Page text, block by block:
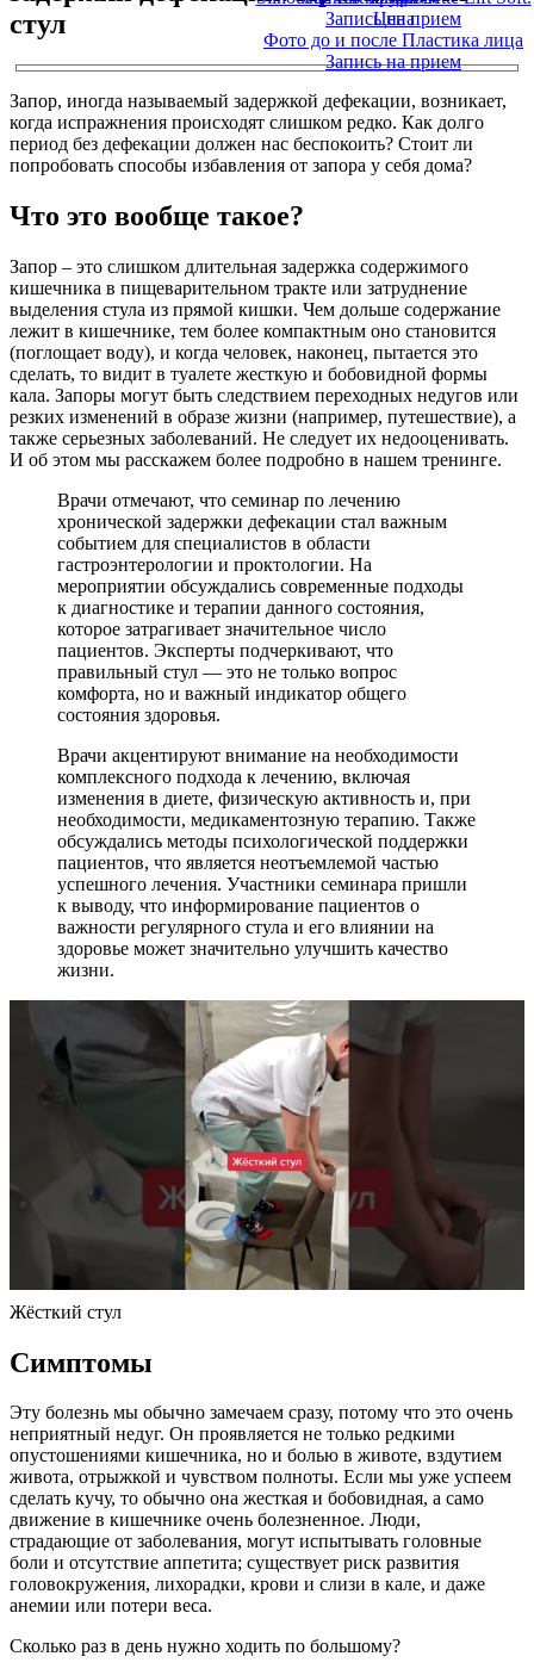
Цена
Фото до и после Пластика лица
Запись на прием
Запись на прием
стул
Запор, иногда называемый задержкой дефекации, возникает,
когда испражнения происходят слишком редко. Как долго
период без дефекации должен нас беспокоить? Стоит ли
попробовать способы избавления от запора у себя дома?
Что это вообще такое?
Запор – это слишком длительная задержка содержимого
кишечника в пищеварительном тракте или затруднение
выделения стула из прямой кишки. Чем дольше содержание
лежит в кишечнике, тем более компактным оно становится
(поглощает воду), и когда человек, наконец, пытается это
сделать, то видит в туалете жесткую и бобовидной формы
кала. Запоры могут быть следствием переходных недугов или
резких изменений в образе жизни (например, путешествие), а
также серьезных заболеваний. Не следует их недооценивать.
И об этом мы расскажем более подробно в нашем тренинге.
Врачи отмечают, что семинар по лечению
хронической задержки дефекации стал важным
событием для специалистов в области
гастроэнтерологии и проктологии. На
мероприятии обсуждались современные подходы
к диагностике и терапии данного состояния,
которое затрагивает значительное число
пациентов. Эксперты подчеркивают, что
правильный стул — это не только вопрос
комфорта, но и важный индикатор общего
состояния здоровья.
Врачи акцентируют внимание на необходимости
комплексного подхода к лечению, включая
изменения в диете, физическую активность и, при
необходимости, медикаментозную терапию. Также
обсуждались методы психологической поддержки
пациентов, что является неотъемлемой частью
успешного лечения. Участники семинара пришли
к выводу, что информирование пациентов о
важности регулярного стула и его влиянии на
здоровье может значительно улучшить качество
жизни.
Жёсткий стул
Симптомы
Эту болезнь мы обычно замечаем сразу, потому что это очень
неприятный недуг. Он проявляется не только редкими
опустошениями кишечника, но и болью в животе, вздутием
живота, отрыжкой и чувством полноты. Если мы уже успеем
сделать кучу, то обычно она жесткая и бобовидная, а само
движение в кишечнике очень болезненное. Люди,
страдающие от заболевания, могут испытывать головные
боли и отсутствие аппетита; существует риск развития
головокружения, лихорадки, крови и слизи в кале, и даже
анемии или потери веса.
Сколько раз в день нужно ходить по большому?